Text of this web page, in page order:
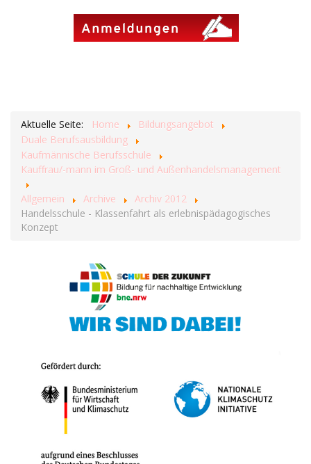
Aktuelle Seite: Home
Bildungsangebot
Duale Berufsausbildung
Kaufmännische Berufsschule
Kauffrau/-mann im Groß- und Außenhandelsmanagement
Allgemein Archive
Archiv 2012
Handelsschule - Klassenfahrt als erlebnispädagogisches
Konzept